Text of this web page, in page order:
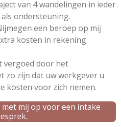
van 4 wandelingen in ieder
ondersteuning.
een beroep op mij
kosten in rekening
vergoed door het
zo zijn dat uw werkgever u
kosten voor zich nemen.
mij op voor een intake